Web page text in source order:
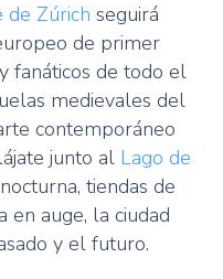
de Zúrich seguirá
de primer
fanáticos de todo el
medievales del
contemporáneo
junto al Lago de
tiendas de
en auge, la ciudad
y el futuro.